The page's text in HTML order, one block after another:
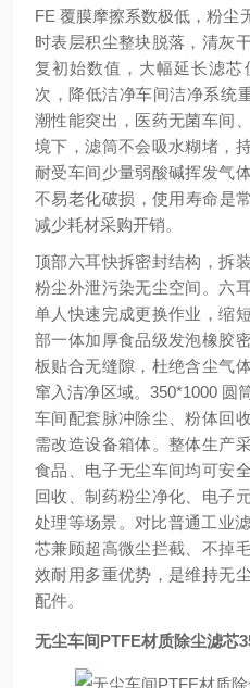
FE 覆膜摩擦系数极低，粉尘
时表层积尘整块脱落，清灰
复初始数值，大幅延长滤
次，降低洁净车间洁净系统
潮性能突出，医药无菌车间
境下，滤筒不会吸水糊堵，
耐受车间少量弱酸碱挥发气
不易老化破损，使用寿命是
减少耗材采购开销。
顶部六耳快拆密封结构，拆
粉尘外泄污染无尘空间。六
单人快速完成更换作业，缩
部一体加厚食品级发泡橡胶
板贴合无缝隙，杜绝含尘气
窜入洁净区域。350*1000 圆
车间配套脉冲除尘、粉体回
需改造设备箱体。整体生产
食品、电子无尘车间均可安
回收、制药粉尘净化、电子
处理等场景。对比普通工业
芯兼顾超高微尘拦截、不掉
效耐用多重优势，是维持无
配件。
无尘车间PTFE材质除尘滤芯